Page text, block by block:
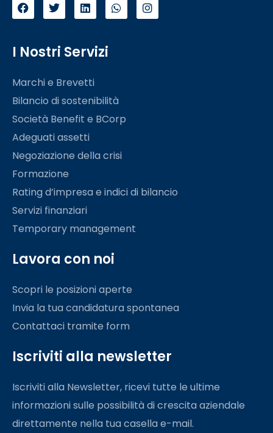
I Nostri Servizi
Marchi e Brevetti
Bilancio di sostenibilità
Società Benefit e BCorp
Adeguati assetti
Negoziazione della crisi
Formazione
Rating d’impresa e indici di bilancio
Servizi finanziari
Temporary management
Lavora con noi
Scopri le posizioni aperte
Invia la tua candidatura spontanea
Contattaci tramite form
Iscriviti alla newsletter
Iscriviti alla Newsletter, ricevi tutte le ultime
informazioni sulle possibilità di crescita aziendale
direttamente nella tua casella e-mail.